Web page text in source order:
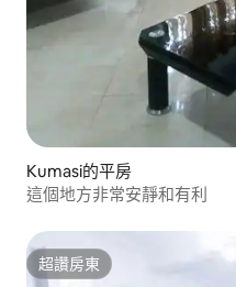
Kumasi的平房
這個地方非常安靜和有利
超讚房東
超讚房東